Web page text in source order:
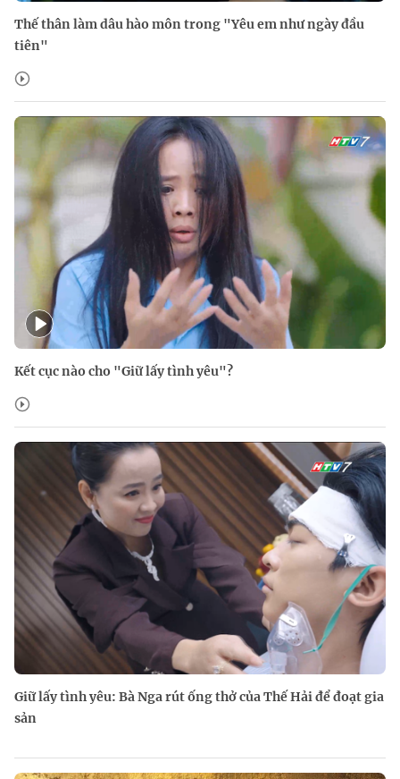
Thế thân làm dâu hào môn trong "Yêu em như ngày đầu
tiên"
Kết cục nào cho "Giữ lấy tình yêu"?
Giữ lấy tình yêu: Bà Nga rút ống thở của Thế Hải để đoạt gia
sản